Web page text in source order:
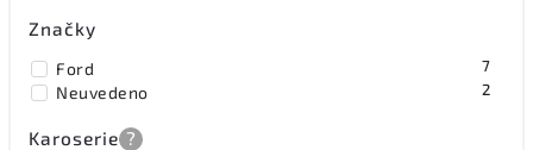
Značky
Ford 7
Neuvedeno 2
Karoserie ?